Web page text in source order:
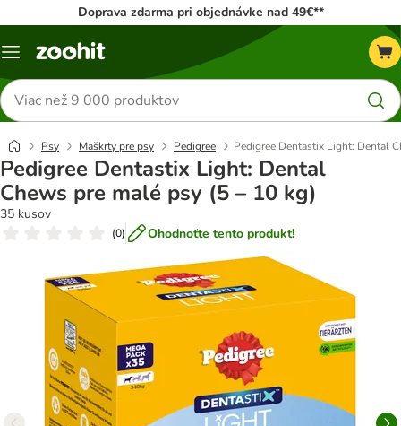
Doprava zdarma pri objednávke nad 49€**
Kategórie
Hľadať
produkty
Psy Maškrty pre psy Pedigree Pedigree Dentastix Light: Dental
Pedigree Dentastix Light: Dental
Chews pre malé psy (5 – 10 kg)
35 kusov
(0) Ohodnoťte tento produkt!